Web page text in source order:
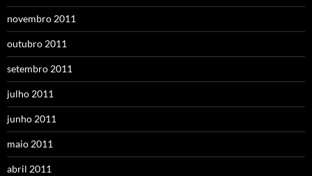
novembro 2011
outubro 2011
setembro 2011
julho 2011
junho 2011
maio 2011
abril 2011